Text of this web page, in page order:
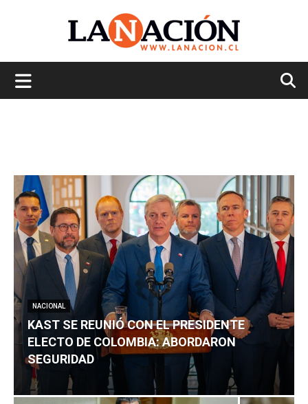
NACIONAL
KAST SE REUNIÓ CON EL PRESIDENTE
ELECTO DE COLOMBIA: ABORDARON
SEGURIDAD